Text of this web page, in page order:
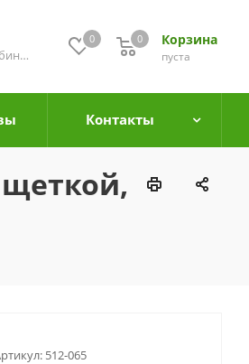
0 Корзина
0
пуста
0
Мой кабинет
Контакты
щеткой,
512-065